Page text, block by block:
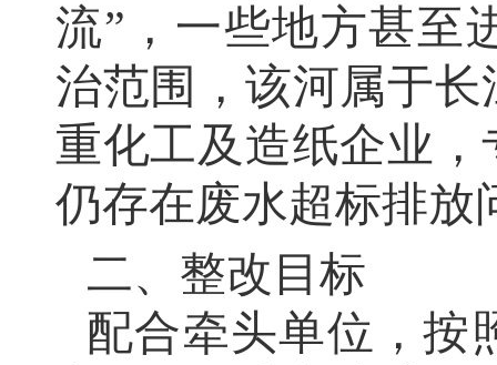
流”，一些地方甚至
治范围，该河属于
重化工及造纸企业
仍存在废水超标排放
二、整改目标
配合牵头单位，按